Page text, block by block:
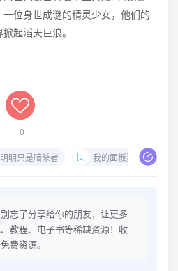
位身世成谜的精灵少女，他们的
起滔天巨浪。
0
明明只是暗杀者 我的面板数值却比勇者还要强
忘了分享给你的朋友，让更多
教程、电子书等稀缺资源！收
费资源。